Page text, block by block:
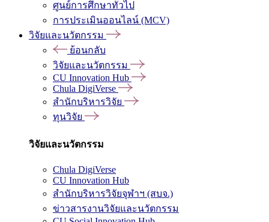
ศูนย์การศึกษาทั่วไป
การประเมินออนไลน์ (MCV)
วิจัยและนวัตกรรม
ย้อนกลับ
วิจัยและนวัตกรรม
CU Innovation Hub
Chula DigiVerse
สำนักบริหารวิจัย
ทุนวิจัย
วิจัยและนวัตกรรม
Chula DigiVerse
CU Innovation Hub
สำนักบริหารวิจัยจุฬาฯ (สบจ.)
ข่าวสารงานวิจัยและนวัตกรรม